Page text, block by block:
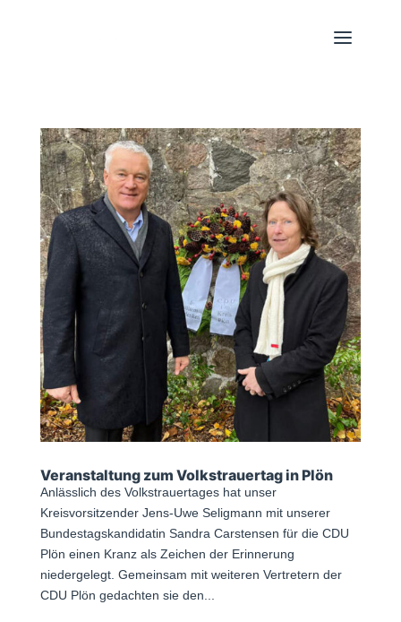
Veranstaltung zum Volkstrauertag in Plön
Anlässlich des Volkstrauertages hat unser
Kreisvorsitzender Jens-Uwe Seligmann mit unserer
Bundestagskandidatin Sandra Carstensen für die CDU
Plön einen Kranz als Zeichen der Erinnerung
niedergelegt. Gemeinsam mit weiteren Vertretern der
CDU Plön gedachten sie den...